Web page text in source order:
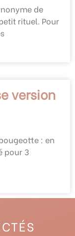
de
rituel. Pour
version
: en
pour 3